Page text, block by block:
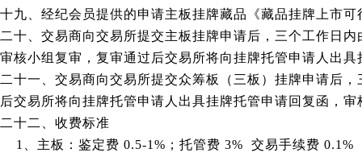
十九、经纪会员提供的申请主板挂牌藏品《藏品挂牌上市
二十、交易商向交易所提交主板挂牌申请后，三个工作日
审核小组复审，复审通过后交易所将向挂牌托管申请人出
二十一、交易商向交易所提交众筹板（三板）挂牌申请后
后交易所将向挂牌托管申请人出具挂牌托管申请回复函，
二十二、收费标准
1、主板：鉴定费 0.5-1%；托管费 3% 交易手续费 0.1%